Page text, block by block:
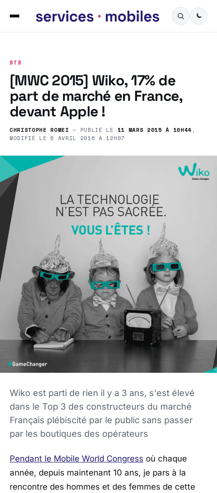
BTB
[MWC 2015] Wiko, 17% de
part de marché en France,
devant Apple !
CHRISTOPHE ROMEI — PUBLIÉ LE 11 MARS 2015 À 10H44,
MODIFIÉ LE6 AVRIL 2016 À 12H07
Wiko est parti de rien il y a 3 ans, s'est élevé
dans le Top 3 des constructeurs du marché
Français plébiscité par le public sans passer
par les boutiques des opérateurs
Pendant le Mobile World Congress où chaque
année, depuis maintenant 10 ans, je pars à la
rencontre des hommes et des femmes de cette